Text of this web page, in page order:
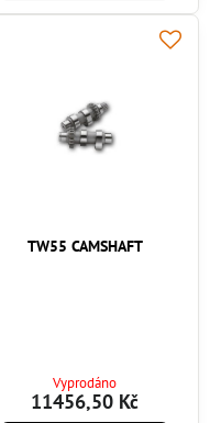
TW55 CAMSHAFT
Vyprodáno
11456,50 Kč